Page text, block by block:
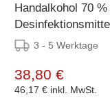
Handalkohol 70
3 - 5 Werktage
38,80 €
46,17 € inkl. MwSt.